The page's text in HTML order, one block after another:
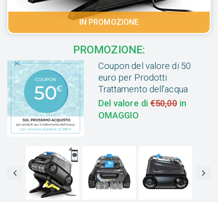
IN PROMOZIONE
PROMOZIONE:
Coupon del valore di 50
euro per Prodotti
Trattamento dell'acqua
Del valore di€50,00in
OMAGGIO